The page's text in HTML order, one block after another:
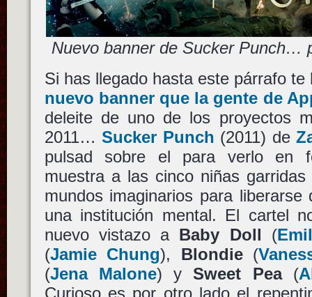
Nuevo banner de Sucker Punch…
Si has llegado hasta este párrafo
nuevo banner que la gente de
deleite de uno de los proyectos
2011…Sucker Punch (2011) de
pulsad sobre el para verlo en
muestra a las cinco niñas
mundos imaginarios para
una institución mental. El cartel
nuevo vistazo a Baby Doll (
(Jamie Chung), Blondie(
(Jena Malone) ySweet Pea(
Curioso es por otro lado el